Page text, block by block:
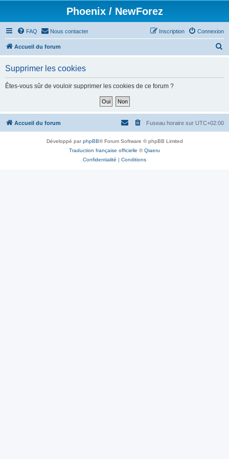
Phoenix / NewForez
FAQ Nous contacter Connexion
Inscription
Accueil du forum
h
Supprimer les cookies
Êtes-vous sûr de vouloir supprimer les cookies de ce forum ?
Accueil du forum Fuseau horaire sur UTC+02:00
Développé parphpBB® Forum Software © phpBB Limited
Traduction française officielle ©Qiaeru
Confidentialité | Conditions